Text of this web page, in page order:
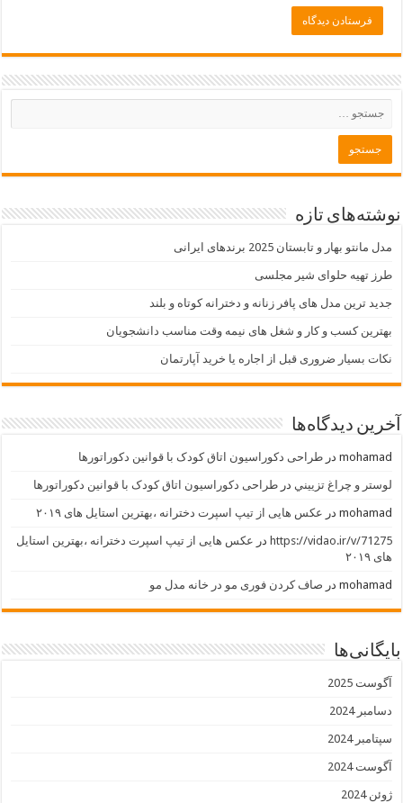
نوشته‌های تازه
مدل مانتو بهار و تابستان 2025 برندهای ایرانی
طرز تهیه حلوای شیر مجلسی
جدید ترین مدل های پافر زنانه و دخترانه کوتاه و بلند
بهترین کسب و کار و شغل های نیمه وقت مناسب دانشجویان
نکات بسیار ضروری قبل از اجاره یا خرید آپارتمان
آخرین دیدگاه‌ها
mohamad درطراحی دکوراسیون اتاق کودک با قوانین دکوراتورها
لوستر و چراغ تزييني درطراحی دکوراسیون اتاق کودک با قوانین دکوراتورها
mohamad در عکس هایی از تیپ اسپرت دخترانه ،بهترین استایل های ۲۰۱۹
https://vidao.ir/v/71275 در عکس هایی از تیپ اسپرت دخترانه ،بهترین استایل
های ۲۰۱۹
mohamad در صاف کردن فوری مو در خانه مدل مو
بایگانی‌ها
آگوست 2025
دسامبر 2024
سپتامبر 2024
آگوست 2024
ژوئن 2024